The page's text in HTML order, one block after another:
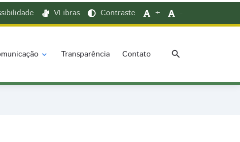
VLibras Contraste + -
expand_more Transparência Contato search